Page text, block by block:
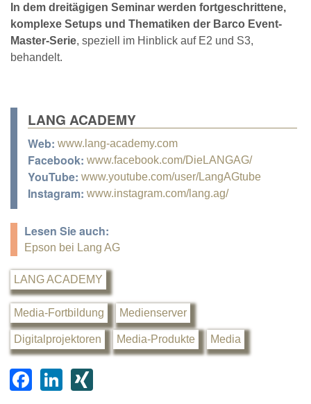
In dem dreitägigen Seminar werden fortgeschrittene,
komplexe Setups und Thematiken der Barco Event-
Master-Serie, speziell im Hinblick auf E2 und S3,
behandelt.
LANG ACADEMY
Web: www.lang-academy.com
Facebook: www.facebook.com/DieLANGAG/
YouTube: www.youtube.com/user/LangAGtube
Instagram: www.instagram.com/lang.ag/
Lesen Sie auch:
Epson bei Lang AG
LANG ACADEMY
Media-Fortbildung Medienserver
Digitalprojektoren Media-Produkte Media
F
Li